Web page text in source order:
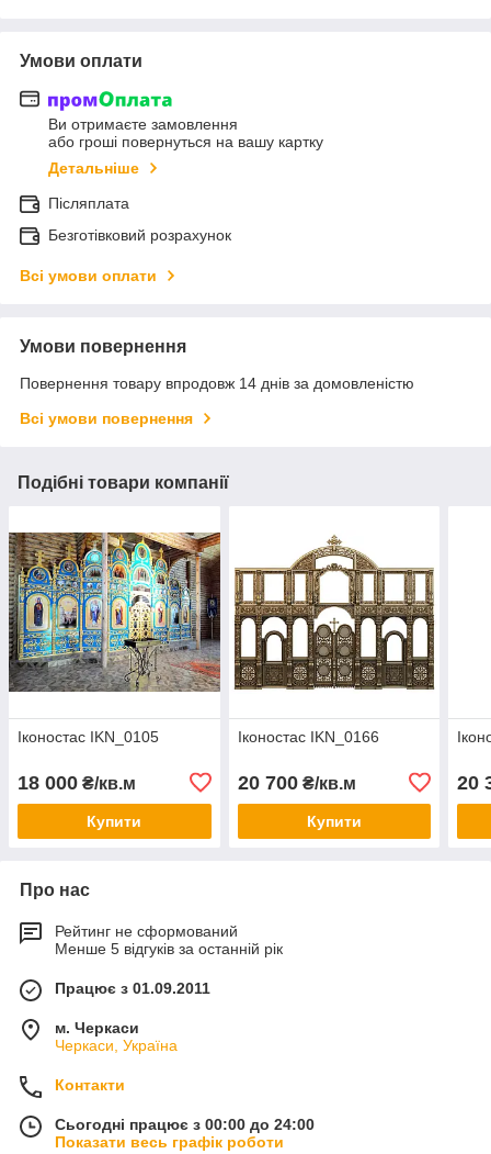
Умови оплати
Ви отримаєте замовлення
або гроші повернуться на вашу картку
Детальніше
Післяплата
Безготівковий розрахунок
Всі умови оплати
Умови повернення
Повернення товару впродовж 14 днів за домовленістю
Всі умови повернення
Подібні товари компанії
Іконостас IKN_0105
18 000 ₴/кв.м
Купити
Іконостас IKN_0166
20 700₴/кв.м
Купити
20
Про нас
Рейтинг не сформований
Менше 5 відгуків за останній рік
Працює з 01.09.2011
м. Черкаси
Черкаси, Україна
Контакти
Сьогодні працює з 00:00 до 24:00
Показати весь графік роботи